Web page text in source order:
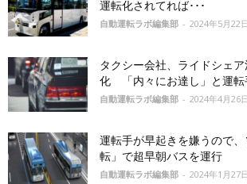
運転化されてれば･･･
自動運転ラボ編集部 - 2024年5月22
タクシー会社、ライドシェ
化 「内々にお達し」と運転
自動運転ラボ編集部 - 2024年4月26
運転手が早起きを嫌うので
転」で超早朝バスを運行
自動運転ラボ編集部 - 2024年1月27